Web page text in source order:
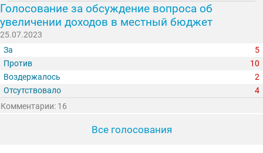
Голосование за обсуждение вопроса об
увеличении доходов в местный бюджет
25.07.2023
За
5
Против
10
Воздержалось
2
Отсутствовало
4
Комментарии: 16
Все голосования